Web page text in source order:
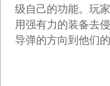
级自己的功能。玩
用强有力的装备去
导弹的方向到他们的